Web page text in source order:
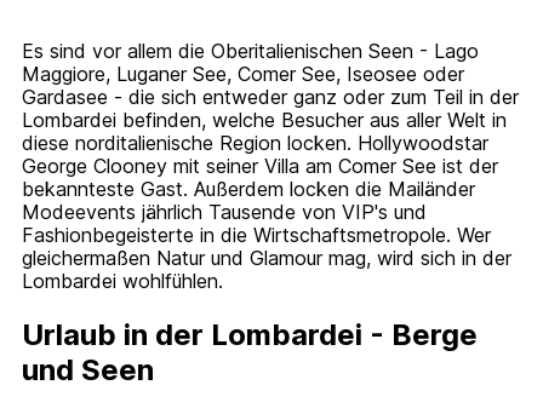
Es sind vor allem die Oberitalienischen Seen - Lago
Maggiore, Luganer See, Comer See, Iseosee oder
Gardasee - die sich entweder ganz oder zum Teil in der
Lombardei befinden, welche Besucher aus aller Welt in
diese norditalienische Region locken. Hollywoodstar
George Clooney mit seiner Villa am Comer See ist der
bekannteste Gast. Außerdem locken die Mailänder
Modeevents jährlich Tausende von VIP's und
Fashionbegeisterte in die Wirtschaftsmetropole. Wer
gleichermaßen Natur und Glamour mag, wird sich in der
Lombardei wohlfühlen.
Urlaub in der Lombardei - Berge
und Seen